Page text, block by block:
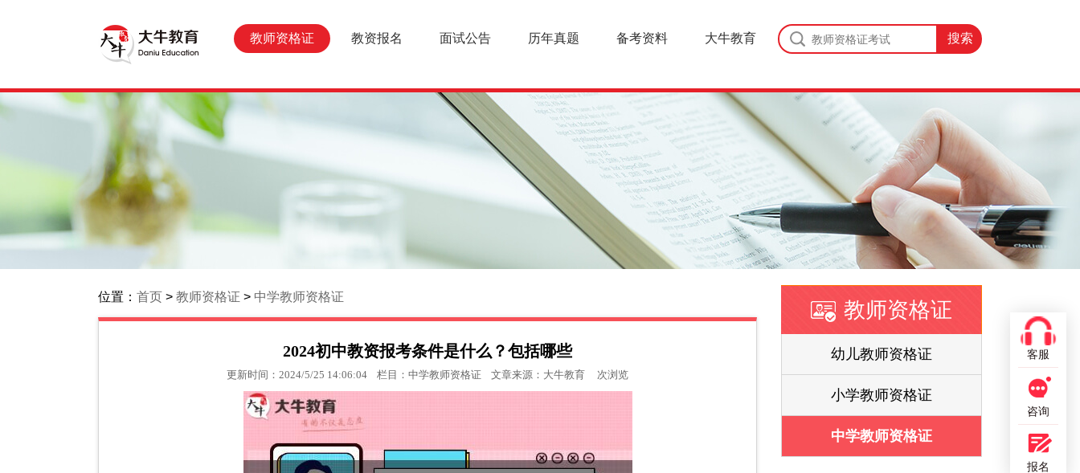
教师资格证 教资报名 面试公告 历年真题 备考资料 大牛教育
位置： 首页 > 教师资格证 > 中学教师资格证
2024初中教资报考条件是什么？包括哪些
更新时间：2024/5/25 14:06:04 栏目：中学教师资格证 文章来源： 大牛教育 次浏览
教师资格证
幼儿教师资格证
小学教师资格证
小学教师资格证
中学教师资格证
客服
咨询
报名